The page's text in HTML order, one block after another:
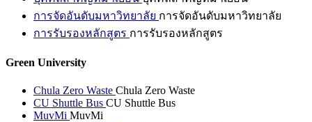
การจัดอันดับมหาวิทยาลัย การจัดอันดับมหาวิทยาลัย
การรับรองหลักสูตร การรับรองหลักสูตร
Green University
Chula Zero Waste Chula Zero Waste
CU Shuttle Bus CU Shuttle Bus
MuvMi MuvMi